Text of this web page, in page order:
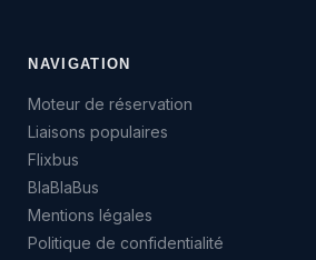
NAVIGATION
Moteur de réservation
Liaisons populaires
Flixbus
BlaBlaBus
Mentions légales
Politique de confidentialité